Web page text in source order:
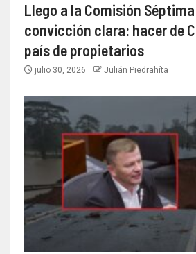
Llego a la Comisión
convicción clara: hacer de
país de propietarios
julio 30, 2026 Julián Piedrahíta